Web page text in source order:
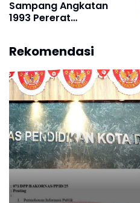
Sampang Angkatan
1993 Pererat
dan Santuni Anak Yatim
Rekomendasi